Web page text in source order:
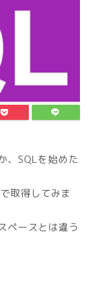
、SQLを始めた
取得してみま
ペースとは違う